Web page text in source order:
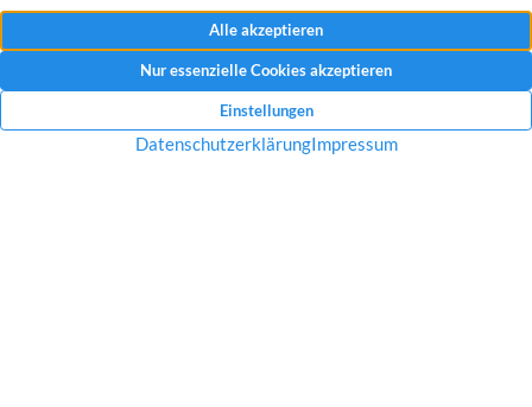
Mit dem Absenden Ihrer Anfrage erklären Sie sich mit der Erfassung, Speicherung
und Verwendung Ihrer angegebenen Daten zum Zweck der Bearbeitung Ihrer
Datenschutzerklärung und Widerrufshinweise